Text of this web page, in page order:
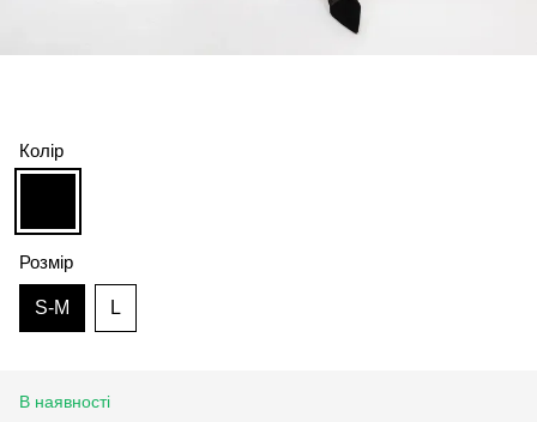
Колір
Розмір
S-M L
В наявності